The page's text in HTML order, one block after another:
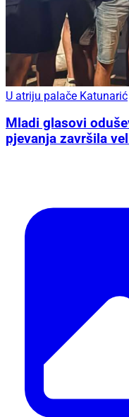
U atriju palače Katunarić
Mladi glasovi
pjevanja završila